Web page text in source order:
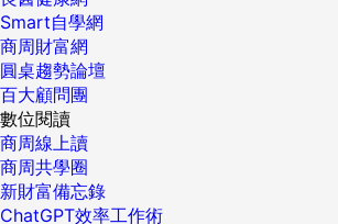
Smart自學網
商周財富網
圓桌趨勢論壇
百大顧問團
數位閱讀
商周線上讀
商周共學圈
新財富備忘錄
ChatGPT效率工作術